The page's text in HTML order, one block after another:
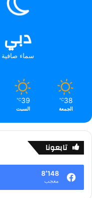
دبي
سماء صافية
38
℃
الجمعة
39
℃
السبت
تابعونا
8٬148
معجب